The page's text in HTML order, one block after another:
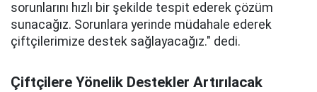
sorunlarını hızlı bir şekilde tespit ederek çözüm
sunacağız. Sorunlara yerinde müdahale ederek
çiftçilerimize destek sağlayacağız." dedi.
Çiftçilere Yönelik Destekler Artırılacak